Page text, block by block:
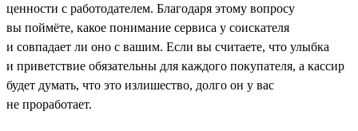
ценности с работодателем. Благодаря этому вопросу
вы поймёте, какое понимание сервиса у соискателя
и совпадает ли оно с вашим. Если вы считаете, что улыбка
и приветствие обязательны для каждого покупателя, а кассир
будет думать, что это излишество, долго он у вас
не проработает.